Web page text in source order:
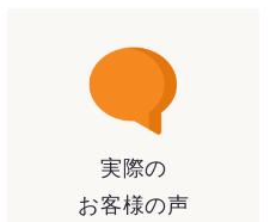
実際の
お客様の声